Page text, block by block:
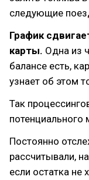
следующие
График
карты. Одна из
балансе есть,
узнает об этом
Так
потенциального
Постоянно
рассчитывали,
если остатка не